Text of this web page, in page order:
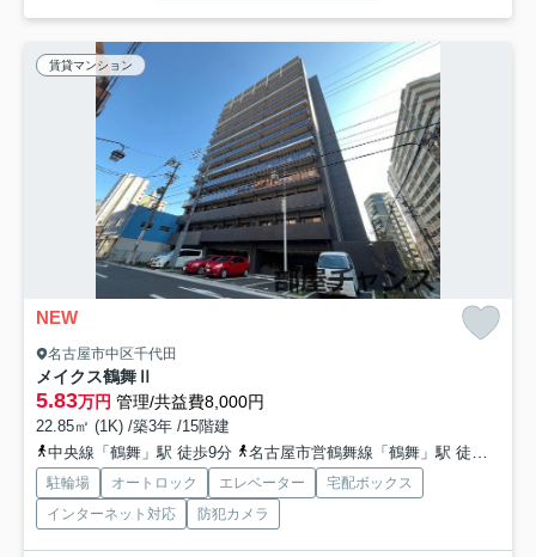
賃貸マンション
NEW
名古屋市中区千代田
メイクス鶴舞Ⅱ
5.83万円 管理/共益費8,000円
22.85㎡ (1K) /築3年 /15階建
中央線「鶴舞」駅 徒歩9分
名古屋市営鶴舞線「鶴舞」駅 徒歩6分
駐輪場 オートロック エレベーター
宅配ボックス
インターネット対応
防犯カメラ